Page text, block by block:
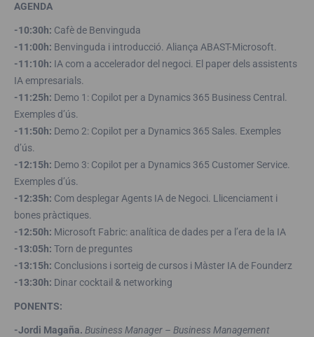
AGENDA
-10:30h: Cafè de Benvinguda
-11:00h: Benvinguda i introducció. Aliança ABAST-Microsoft.
-11:10h: IA com a accelerador del negoci. El paper dels assistents
IA empresarials.
-11:25h: Demo 1: Copilot per a Dynamics 365 Business Central.
Exemples d’ús.
-11:50h: Demo 2: Copilot per a Dynamics 365 Sales. Exemples
d’ús.
-12:15h: Demo 3: Copilot per a Dynamics 365 Customer Service.
Exemples d’ús.
-12:35h: Com desplegar Agents IA de Negoci. Llicenciament i
bones pràctiques.
-12:50h: Microsoft Fabric: analítica de dades per a l’era de la IA
-13:05h: Torn de preguntes
-13:15h: Conclusions i sorteig de cursos i Màster IA de Founderz
-13:30h: Dinar cocktail & networking
PONENTS:
-Jordi Magaña. Business Manager – Business Management